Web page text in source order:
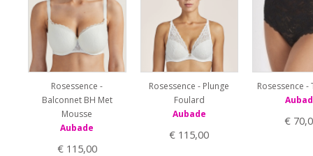
Rosessence -
Balconnet BH Met
Mousse
Aubade
€ 115,00
Rosessence - Plunge
Foulard
Aubade
€ 115,00
Rosessence -
€